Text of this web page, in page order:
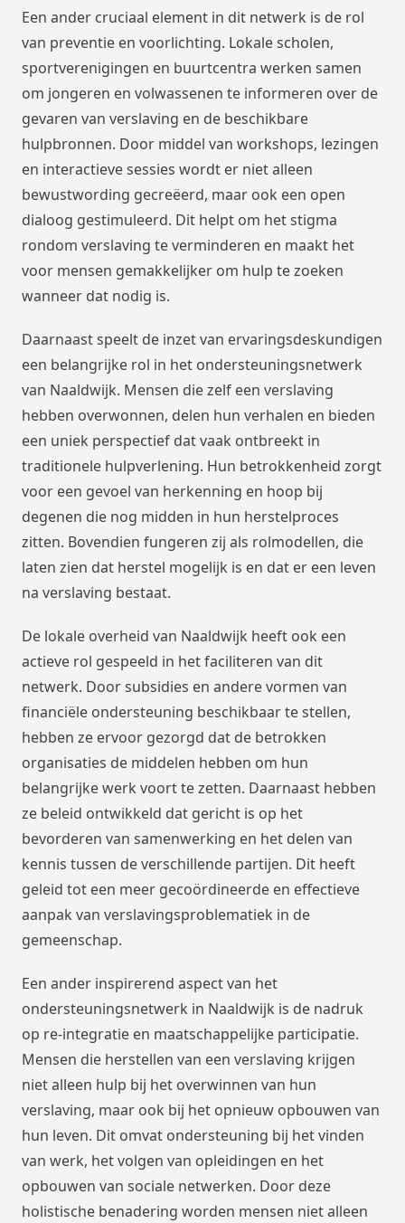
Een ander cruciaal element in dit netwerk is de rol
van preventie en voorlichting. Lokale scholen,
sportverenigingen en buurtcentra werken samen
om jongeren en volwassenen te informeren over de
gevaren van verslaving en de beschikbare
hulpbronnen. Door middel van workshops, lezingen
en interactieve sessies wordt er niet alleen
bewustwording gecreëerd, maar ook een open
dialoog gestimuleerd. Dit helpt om het stigma
rondom verslaving te verminderen en maakt het
voor mensen gemakkelijker om hulp te zoeken
wanneer dat nodig is.
Daarnaast speelt de inzet van ervaringsdeskundigen
een belangrijke rol in het ondersteuningsnetwerk
van Naaldwijk. Mensen die zelf een verslaving
hebben overwonnen, delen hun verhalen en bieden
een uniek perspectief dat vaak ontbreekt in
traditionele hulpverlening. Hun betrokkenheid zorgt
voor een gevoel van herkenning en hoop bij
degenen die nog midden in hun herstelproces
zitten. Bovendien fungeren zij als rolmodellen, die
laten zien dat herstel mogelijk is en dat er een leven
na verslaving bestaat.
De lokale overheid van Naaldwijk heeft ook een
actieve rol gespeeld in het faciliteren van dit
netwerk. Door subsidies en andere vormen van
financiële ondersteuning beschikbaar te stellen,
hebben ze ervoor gezorgd dat de betrokken
organisaties de middelen hebben om hun
belangrijke werk voort te zetten. Daarnaast hebben
ze beleid ontwikkeld dat gericht is op het
bevorderen van samenwerking en het delen van
kennis tussen de verschillende partijen. Dit heeft
geleid tot een meer gecoördineerde en effectieve
aanpak van verslavingsproblematiek in de
gemeenschap.
Een ander inspirerend aspect van het
ondersteuningsnetwerk in Naaldwijk is de nadruk
op re-integratie en maatschappelijke participatie.
Mensen die herstellen van een verslaving krijgen
niet alleen hulp bij het overwinnen van hun
verslaving, maar ook bij het opnieuw opbouwen van
hun leven. Dit omvat ondersteuning bij het vinden
van werk, het volgen van opleidingen en het
opbouwen van sociale netwerken. Door deze
holistische benadering worden mensen niet alleen